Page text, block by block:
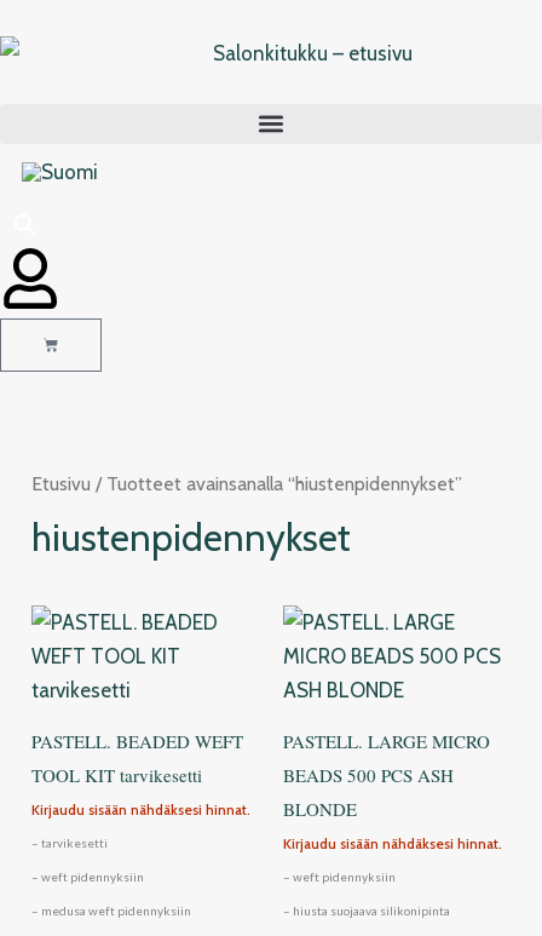
sisältöön
Cart
Etusivu / Tuotteet avainsanalla “hiustenpidennykset”
hiustenpidennykset
PASTELL. BEADED WEFT
TOOL KIT tarvikesetti
Kirjaudu sisään nähdäksesi hinnat.
– tarvikesetti
– weft pidennyksiin
– medusa weft pidennyksiin
PASTELL. LARGE MICRO
BEADS 500 PCS ASH
BLONDE
Kirjaudu sisään nähdäksesi hinnat.
– weft pidennyksiin
– hiusta suojaava silikonipinta